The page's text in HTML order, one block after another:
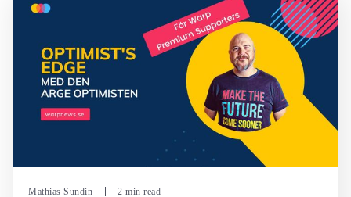
Mathias Sundin 2 min read